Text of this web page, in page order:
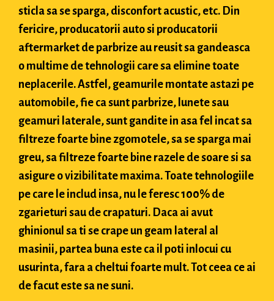
sticla sa se sparga, disconfort acustic, etc. Din
fericire, producatorii auto si producatorii
aftermarket de parbrize au reusit sa gandeasca
o multime de tehnologii care sa elimine toate
neplacerile. Astfel, geamurile montate astazi pe
automobile, fie ca sunt parbrize, lunete sau
geamuri laterale, sunt gandite in asa fel incat sa
filtreze foarte bine zgomotele, sa se sparga mai
greu, sa filtreze foarte bine razele de soare si sa
asigure o vizibilitate maxima. Toate tehnologiile
pe care le includ insa, nu le feresc 100% de
zgarieturi sau de crapaturi. Daca ai avut
ghinionul sa ti se crape un geam lateral al
masinii, partea buna este ca il poti inlocui cu
usurinta, fara a cheltui foarte mult. Tot ceea ce ai
de facut este sa ne suni.